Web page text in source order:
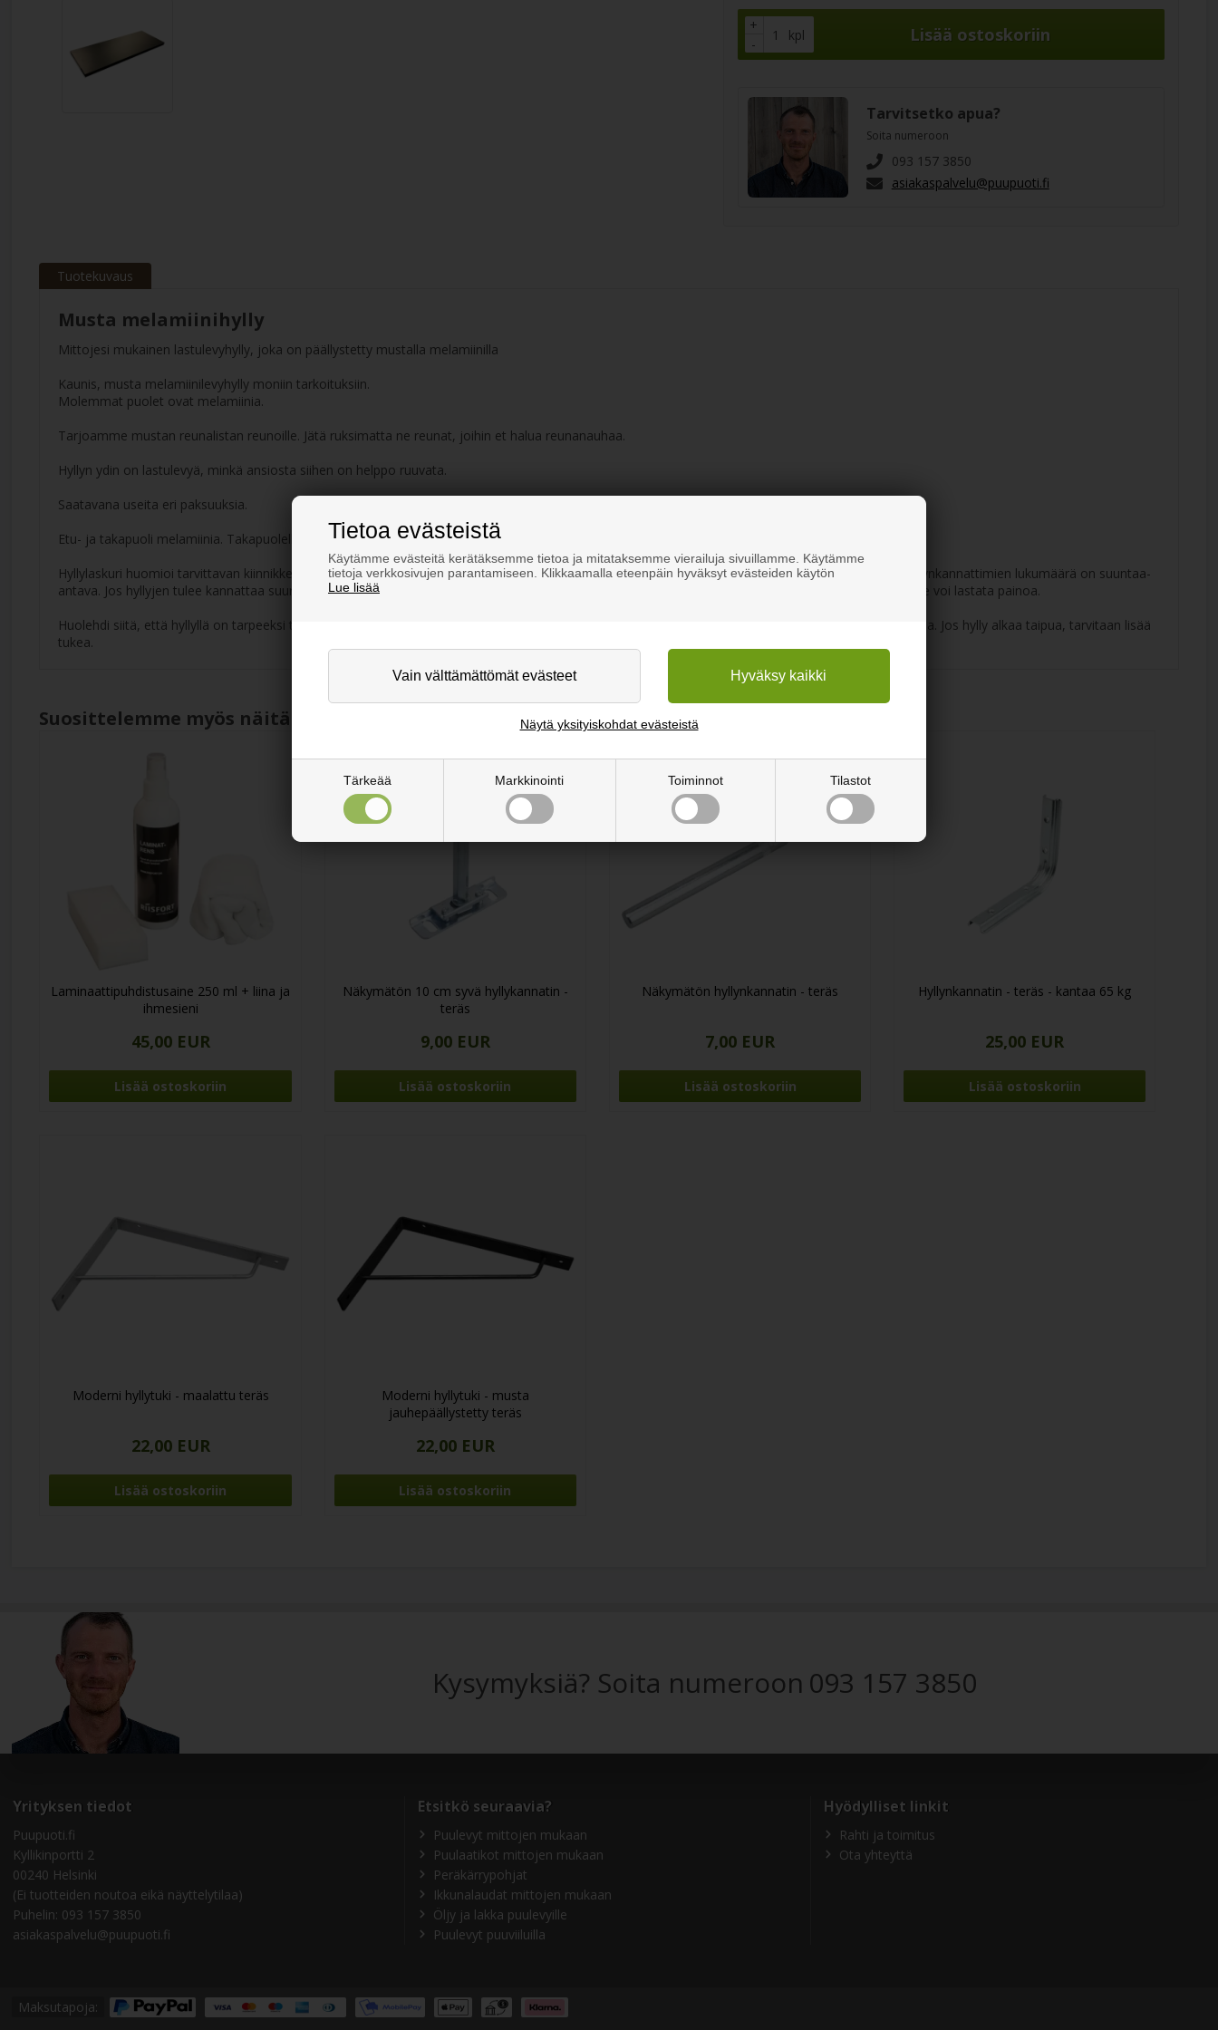
Tietoa evästeistä
Käytämme evästeitä kerätäksemme tietoa ja mitataksemme vierailuja sivuillamme. Käytämme
tietoja verkkosivujen parantamiseen. Klikkaamalla eteenpäin hyväksyt evästeiden käytön
Lue lisää
Tärkeää Markkinointi Toiminnot Tilastot
Näytä yksityiskohdat evästeistä
+
-
kpl
Tarvitsetko apua?
Soita numeroon
093 157 3850
asiakaspalvelu@puupuoti.fi
Tuotekuvaus
Musta melamiinihylly
Mittojesi mukainen lastulevyhylly, joka on päällystetty mustalla melamiinilla
Kaunis, musta melamiinilevyhylly moniin tarkoituksiin.
Molemmat puolet ovat melamiinia.
Tarjoamme mustan reunalistan reunoille. Jätä ruksimatta ne reunat, joihin et halua reunanauhaa.
Hyllyn ydin on lastulevyä, minkä ansiosta siihen on helppo ruuvata.
Saatavana useita eri paksuuksia.
Etu- ja takapuoli melamiinia. Takapuolella saattaa olla pieniä sahausjälkiä, ja etupuoli on täysin suora.
Hyllylaskuri huomioi tarvittavan kiinnikkeiden määrän hyllyn paksuudesta riippuen. Mitä paksumpi hylly, sitä vähemmän kiinnikkeitä. Suositeltujen hyllynkannattimien lukumäärä on suuntaa-
antava. Jos hyllyjen tulee kannattaa suurta painolastia, lisätuet saattavat olla tarpeen. Lisäksi seinän ominaisuudet vaikuttavat siihen, paljonko hyllylle voi lastata painoa.
Huolehdi siitä, että hyllyllä on tarpeeksi tukea. Tarpeellinen tuki riippuu hyllyn koosta ja paksuudesta, sekä siitä, paljonko painoa hyllyn tulee kannattaa. Jos hylly alkaa taipua, tarvitaan lisää
tukea.
Suosittelemme myös näitä tuotteita
Laminaattipuhdistusaine 250 ml + liina ja
ihmesieni
45,00 EUR
Näkymätön 10 cm syvä hyllykannatin -
teräs
9,00 EUR
Näkymätön hyllynkannatin - teräs
7,00 EUR
Hyllynkannatin - teräs - kantaa 65 kg
25,00 EUR
Moderni hyllytuki - maalattu teräs
22,00 EUR
Moderni hyllytuki - musta
jauhepäällystetty teräs
22,00 EUR
Kysymyksiä? Soita numeroon 093 157 3850
Yrityksen tiedot
Puupuoti.fi
Kyllikinportti 2
00240 Helsinki
(Ei tuotteiden noutoa eikä näyttelytilaa)
Puhelin: 093 157 3850
asiakaspalvelu@puupuoti.fi
Etsitkö seuraavia?
Puulevyt mittojen mukaan
Puulaatikot mittojen mukaan
Peräkärrypohjat
Ikkunalaudat mittojen mukaan
Öljy ja lakka puulevyille
Puulevyt puuviiluilla
Hyödylliset linkit
Rahti ja toimitus
Ota yhteyttä
Maksutapoja: